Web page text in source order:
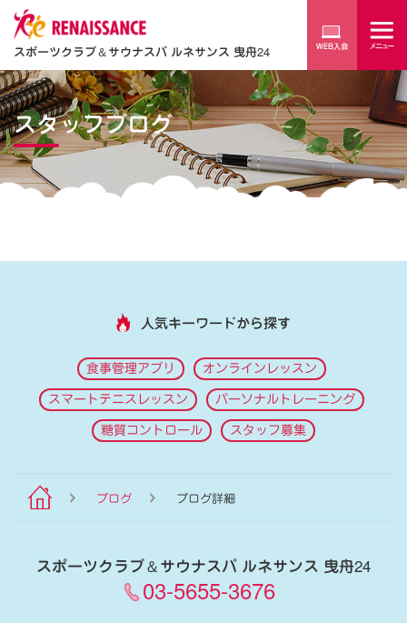
スポーツクラブ＆サウナスパ ルネサンス 曳舟24
スタッフブログ
人気キーワードから探す
食事管理アプリ オンラインレッスン
スマートテニスレッスン パーソナルトレーニング
糖質コントロール スタッフ募集
ブログ ブログ詳細
スポーツクラブ＆サウナスパ ルネサンス 曳舟24
03-5655-3676